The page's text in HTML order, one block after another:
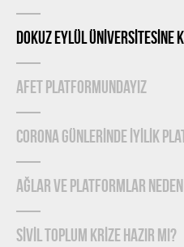
DOKUZ EYLÜL ÜNİVERSİTESİNE
AFET PLATFORMUNDAYIZ
CORONA GÜNLERİNDE İYİLİK
Ağlar ve Platformlar Neden
SİVİL TOPLUM KRİZE HAZIR MI?